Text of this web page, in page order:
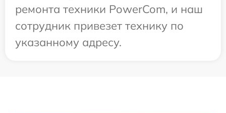
ремонта техники PowerCom, и наш
сотрудник привезет технику по
указанному адресу.